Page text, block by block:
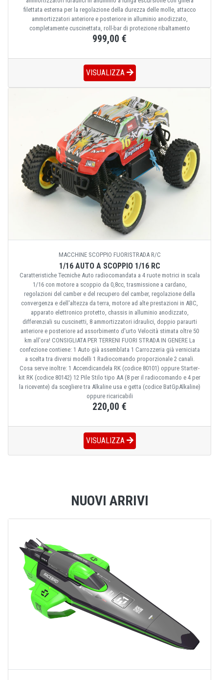
filettata esterna per la regolazione della durezza delle molle, attacco
ammortizzatori anteriore e posteriore in alluminio anodizzato,
completamente cuscinettata, roll-bar di protezione ribaltamento
999,00 €
VISUALIZZA
MACCHINE SCOPPIO FUORISTRADA R/C
1/16 AUTO A SCOPPIO 1/16 RC
Caratteristiche Tecniche Auto radiocomandata a 4 ruote motrici in scala
1/16 con motore a scoppio da 0,8cc, trasmissione a cardano,
regolazioni del camber e del recupero del camber, regolazione della
convergenza e dell'altezza da terra, motore ad alte prestazioni in ABC,
apparato elettronico protetto, chassis in alluminio anodizzato,
differenziali su cuscinetti, 8 ammortizzatori idraulici, doppio paraurti
anteriore e posteriore ad assorbimento d'urto Velocità stimata oltre 50
km all'ora! CONSIGLIATA PER TERRENI FUORI STRADA IN GENERE La
confezione contiene: 1 Auto già assemblata 1 Carrozzeria già verniciata
a scelta tra diversi modelli 1 Radiocomando proporzionale 2 canali.
Cosa serve inoltre: 1 Accendicandela RK (codice 80101) oppure Starter-
kit RK (codice 80142) 12 Pile Stilo tipo AA (8 per il radiocomando e 4 per
la ricevente) da scegliere tra Alkaline usa e getta (codice BatGpAlkaline)
oppure ricaricabili
220,00 €
VISUALIZZA
NUOVI ARRIVI